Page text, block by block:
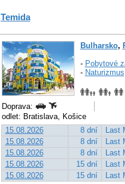
Temida
Bulharsko,
- Pobytové
- Naturizmus
Doprava:
odlet: Bratislava, Košice
15.08.2026
8 dní
Last
15.08.2026
8 dní
Last
15.08.2026
8 dní Last
15.08.2026
15 dní Last
15.08.2026
15 dní Last